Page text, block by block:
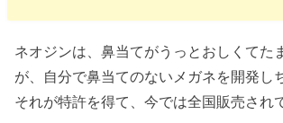
ネオジンは、鼻当てがうっとおしくてた
が、自分で鼻当てのないメガネを開発し
それが特許を得て、今では全国販売され